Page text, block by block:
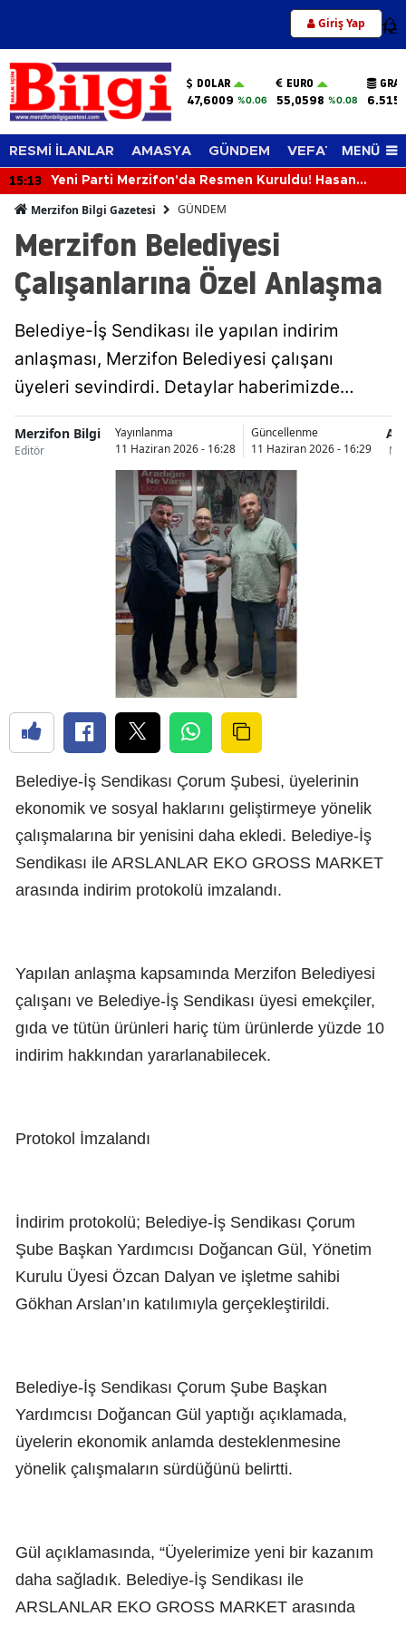
Giriş Yap 12
DOLAR
47,6009 %0.06
EURO
55,0598 %0.08
RESMİ İLANLAR AMASYA GÜNDEM VEFAT EDENLER
MENÜ
15:13
Yeni Parti Merzifon'da Resmen Kuruldu! Hasan
Merzifon Bilgi Gazetesi GÜNDEM
Merzifon Belediyesi
Çalışanlarına Özel Anlaşma
Belediye-İş Sendikası ile yapılan indirim
anlaşması, Merzifon Belediyesi çalışanı
üyeleri sevindirdi. Detaylar haberimizde…
Merzifon Bilgi
Editör
Yayınlanma
11 Haziran 2026 - 16:28
Güncellenme
11 Haziran 2026 - 16:29
Belediye-İş Sendikası Çorum Şubesi, üyelerinin
ekonomik ve sosyal haklarını geliştirmeye yönelik
çalışmalarına bir yenisini daha ekledi. Belediye-İş
Sendikası ile ARSLANLAR EKO GROSS MARKET
arasında indirim protokolü imzalandı.
Yapılan anlaşma kapsamında Merzifon Belediyesi
çalışanı ve Belediye-İş Sendikası üyesi emekçiler,
gıda ve tütün ürünleri hariç tüm ürünlerde yüzde 10
indirim hakkından yararlanabilecek.
Protokol İmzalandı
İndirim protokolü; Belediye-İş Sendikası Çorum
Şube Başkan Yardımcısı Doğancan Gül, Yönetim
Kurulu Üyesi Özcan Dalyan ve işletme sahibi
Gökhan Arslan’ın katılımıyla gerçekleştirildi.
Belediye-İş Sendikası Çorum Şube Başkan
Yardımcısı Doğancan Gül yaptığı açıklamada,
üyelerin ekonomik anlamda desteklenmesine
yönelik çalışmaların sürdüğünü belirtti.
Gül açıklamasında, “Üyelerimize yeni bir kazanım
daha sağladık. Belediye-İş Sendikası ile
ARSLANLAR EKO GROSS MARKET arasında